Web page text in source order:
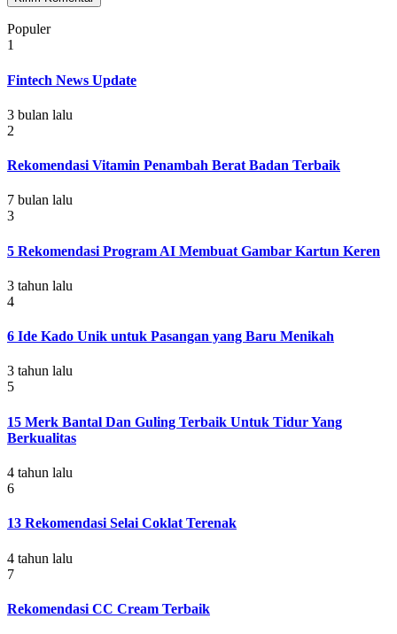
Populer
1
Fintech News Update
3 bulan lalu
2
Rekomendasi Vitamin Penambah Berat Badan Terbaik
7 bulan lalu
3
5 Rekomendasi Program AI Membuat Gambar Kartun Keren
3 tahun lalu
4
6 Ide Kado Unik untuk Pasangan yang Baru Menikah
3 tahun lalu
5
15 Merk Bantal Dan Guling Terbaik Untuk Tidur Yang
Berkualitas
4 tahun lalu
6
13 Rekomendasi Selai Coklat Terenak
4 tahun lalu
7
Rekomendasi CC Cream Terbaik